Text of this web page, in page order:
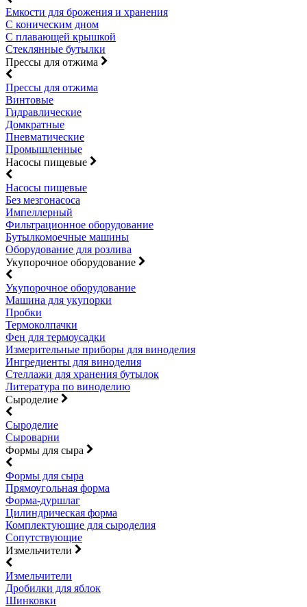
Емкости для брожения и хранения
С коническим дном
С плавающей крышкой
Стеклянные бутылки
Прессы для отжима
Прессы для отжима
Винтовые
Гидравлические
Домкратные
Пневматические
Промышленные
Насосы пищевые
Насосы пищевые
Без мезгонасоса
Импеллерный
Фильтрационное оборудование
Бутылкомоечные машины
Оборудование для розлива
Укупорочное оборудование
Укупорочное оборудование
Машина для укупорки
Пробки
Термоколпачки
Фен для термоусадки
Измерительные приборы для виноделия
Ингредиенты для виноделия
Стеллажи для хранения бутылок
Литература по виноделию
Сыроделие
Сыроделие
Сыроварни
Формы для сыра
Формы для сыра
Прямоугольная форма
Форма-дуршлаг
Цилиндрическая форма
Комплектующие для сыроделия
Сопутствующие
Измельчители
Измельчители
Дробилки для яблок
Шинковки